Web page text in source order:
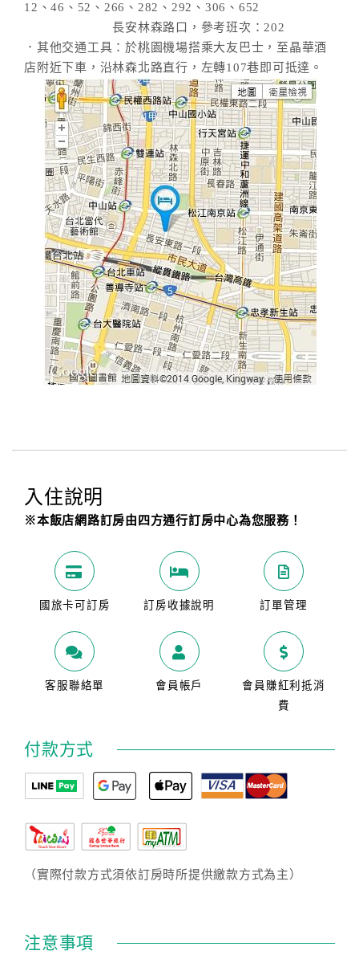
12、46、52、266、282、292、306、652
長安林森路口，參考班次：202
．其他交通工具：於桃園機場搭乘大友巴士，至晶華酒
店附近下車，沿林森北路直行，左轉107巷即可抵達。
入住說明
※本飯店網路訂房由四方通行訂房中心為您服務！
國旅卡可訂房 訂房收據說明 訂單管理
客服聯絡單 會員帳戶
會員賺紅利抵消
費
付款方式
（實際付款方式須依訂房時所提供繳款方式為主）
注意事項